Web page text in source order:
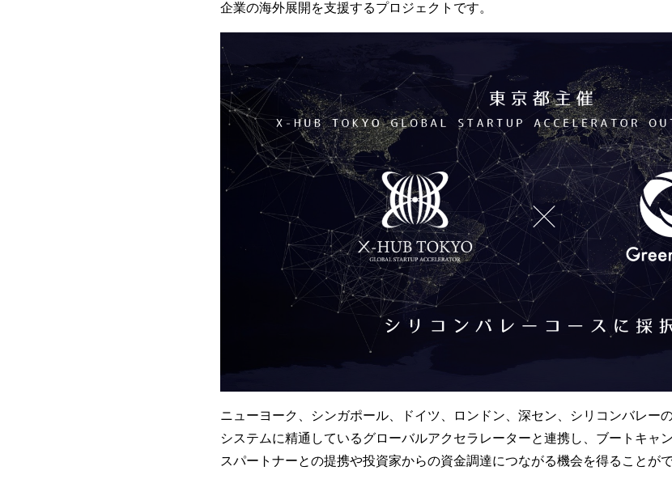
企業の海外展開を支援するプロジェクトです。
ニューヨーク、シンガポール、ドイツ、ロンドン、深セン、シリコンバレー
システムに精通しているグローバルアクセラレーターと連携し、ブートキャ
スパートナーとの提携や投資家からの資金調達につながる機会を得ることがで